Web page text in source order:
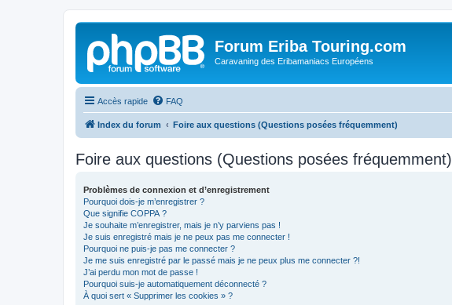
Forum Eriba Touring.com
Caravaning des Eribamaniacs Européens
Accès rapide FAQ
Index du forum Foire aux questions (Questions posées fréquemment)
Foire aux questions (Questions posées fréquemment)
Problèmes de connexion et d’enregistrement
Pourquoi dois-je m’enregistrer ?
Que signifie COPPA ?
Je souhaite m’enregistrer, mais je n’y parviens pas !
Je suis enregistré mais je ne peux pas me connecter !
Pourquoi ne puis-je pas me connecter ?
Je me suis enregistré par le passé mais je ne peux plus me connecter ?!
J’ai perdu mon mot de passe !
Pourquoi suis-je automatiquement déconnecté ?
À quoi sert « Supprimer les cookies » ?